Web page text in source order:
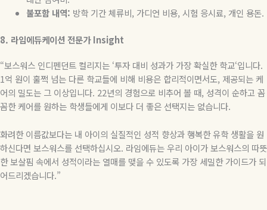
불포함 내역: 방학 기간 체류비, 가디언 비용, 시험 응시료, 개인 용돈.
8. 라임에듀케이션전문가Insight
“보스워스 인디펜던트 컬리지는 ‘투자 대비 성과가 가장 확실한 학교‘입니다.
1억 원이 훌쩍 넘는 다른 학교들에 비해 비용은 합리적이면서도, 제공되는 케
어의 밀도는 그 이상입니다. 22년의 경험으로 비추어 볼 때, 성격이 순하고 꼼
꼼한 케어를 원하는 학생들에게 이보다 더 좋은 선택지는 없습니다.
화려한 이름값보다는 내 아이의 실질적인 성적 향상과 행복한 유학 생활을 원
하신다면 보스워스를 선택하십시오. 라임에듀는 우리 아이가 보스워스의 따뜻
한 보살핌 속에서 성적이라는 열매를 맺을 수 있도록 가장 세밀한 가이드가 되
어드리겠습니다.”